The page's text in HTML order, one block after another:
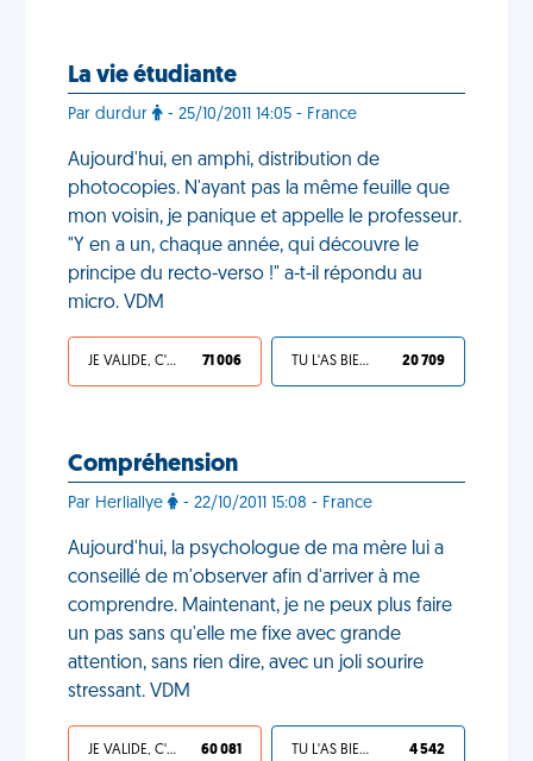
La vie étudiante
Par durdur - 25/10/2011 14:05 - France
Aujourd'hui, en amphi, distribution de
photocopies. N'ayant pas la même feuille que
mon voisin, je panique et appelle le professeur.
"Y en a un, chaque année, qui découvre le
principe du recto-verso !" a-t-il répondu au
micro. VDM
JE VALIDE, C'EST UNE VDM 71 006 TU L'AS BIEN MÉRITÉ 20 709
Compréhension
Par Herliallye - 22/10/2011 15:08 - France
Aujourd'hui, la psychologue de ma mère lui a
conseillé de m'observer afin d'arriver à me
comprendre. Maintenant, je ne peux plus faire
un pas sans qu'elle me fixe avec grande
attention, sans rien dire, avec un joli sourire
stressant. VDM
JE VALIDE, C'EST UNE VDM 60 081 TU L'AS BIEN MÉRITÉ 4 542